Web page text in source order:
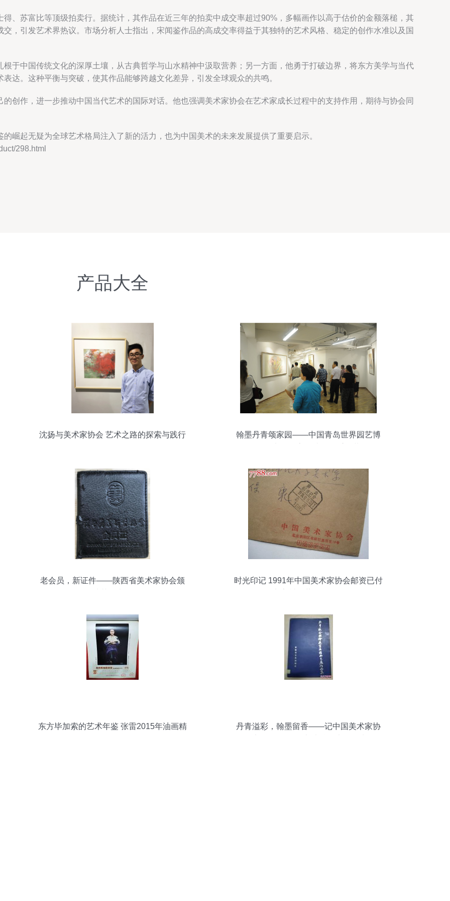
、苏富比等顶级拍卖行。据统计，其作品在近三年的拍卖中成交率超过90%，多幅画作以高于估价的金额落槌，其
，引发艺术界热议。市场分析人士指出，宋闻鉴作品的高成交率得益于其独特的艺术风格、稳定的创作水准以及国
于中国传统文化的深厚土壤，从古典哲学与山水精神中汲取营养；另一方面，他勇于打破边界，将东方美学与当代
达。这种平衡与突破，使其作品能够跨越文化差异，引发全球观众的共鸣。
创作，进一步推动中国当代艺术的国际对话。他也强调美术家协会在艺术家成长过程中的支持作用，期待与协会同
崛起无疑为全球艺术格局注入了新的活力，也为中国美术的未来发展提供了重要启示。
298.html
产品大全
沈扬与美术家协会 艺术之路的探索与践行
翰墨丹青颂家园——中国青岛世界园艺博
老会员，新证件——陕西省美术家协会颁
时光印记 1991年中国美术家协会邮资已付
东方毕加索的艺术年鉴 张雷2015年油画精
丹青溢彩，翰墨留香——记中国美术家协